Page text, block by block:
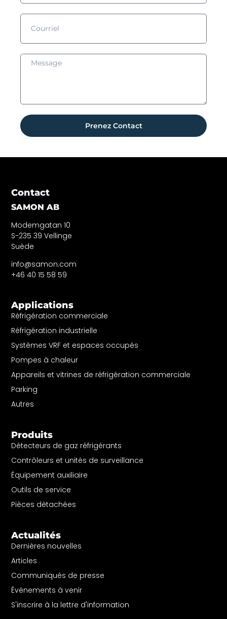
Prenez Contact
Contact
SAMON AB
Modemgatan 10
S-235 39 Vellinge
Suède
info@samon.com
+46 40 15 58 59
Applications
Réfrigération commerciale
Réfrigération industrielle
Systèmes VRF et espaces occupés
Pompes à chaleur
Appareils et vitrines de réfrigération commerciale
Parking
Autres
Produits
Détecteurs de gaz réfrigérants
Contrôleurs et unités de surveillance
Équipement auxiliaire
Outils de service
Pièces détachées
Actualités
Dernières nouvelles
Articles
Communiqués de presse
Événements à venir
S'inscrire à la lettre d'information